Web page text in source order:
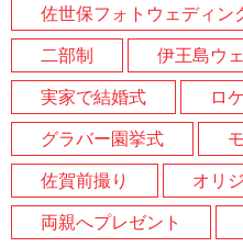
佐世保フォトウェディン
二部制
伊王島ウ
実家で結婚式
ロ
グラバー園挙式
佐賀前撮り
オリ
両親へプレゼント